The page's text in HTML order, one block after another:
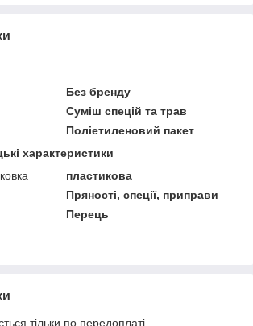
Без бренду
Суміш спецій та трав
Поліетиленовий пакет
характеристики
пластикова
Пряності, спеції, приправи
Перець
тільки по передоплаті.